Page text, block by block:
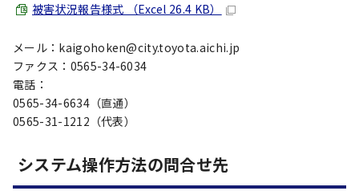
被害状況報告様式 （Excel 26.4 KB）
メール：kaigohoken@city.toyota.aichi.jp
ファクス：0565-34-6034
電話：
0565-34-6634（直通）
0565-31-1212（代表）
システム操作方法の問合せ先